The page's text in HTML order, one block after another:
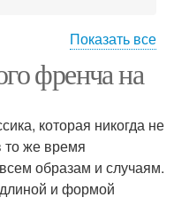
Френч на длинные
ногти
Френч на ногтях
Показать все
френча на
которая никогда не
то же время
образам и случаям.
и формой